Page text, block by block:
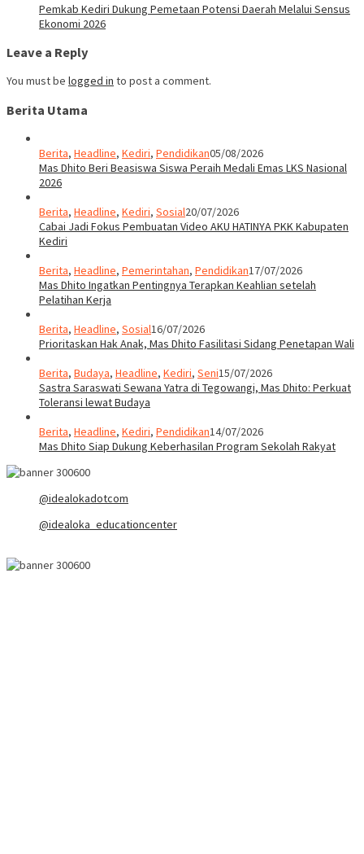
Pemkab Kediri Dukung Pemetaan Potensi Daerah Melalui Sensus
Ekonomi 2026
Leave a Reply
You must be logged in to post a comment.
Berita Utama
Berita, Headline, Kediri, Pendidikan05/08/2026
Mas Dhito Beri Beasiswa Siswa Peraih Medali Emas LKS Nasional
2026
Berita, Headline, Kediri, Sosial20/07/2026
Cabai Jadi Fokus Pembuatan Video AKU HATINYA PKK Kabupaten
Kediri
Berita, Headline, Pemerintahan, Pendidikan17/07/2026
Mas Dhito Ingatkan Pentingnya Terapkan Keahlian setelah
Pelatihan Kerja
Berita, Headline, Sosial16/07/2026
Prioritaskan Hak Anak, Mas Dhito Fasilitasi Sidang Penetapan Wali
Berita, Budaya, Headline, Kediri, Seni15/07/2026
Sastra Saraswati Sewana Yatra di Tegowangi, Mas Dhito: Perkuat
Toleransi lewat Budaya
Berita, Headline, Kediri, Pendidikan14/07/2026
Mas Dhito Siap Dukung Keberhasilan Program Sekolah Rakyat
@idealokadotcom
@idealoka_educationcenter